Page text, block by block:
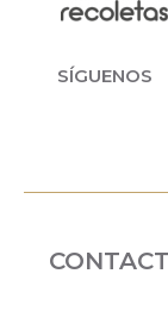
SÍGUENOS